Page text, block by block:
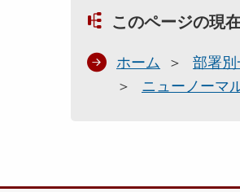
このページの現
ホーム 部署別
ニューノーマ